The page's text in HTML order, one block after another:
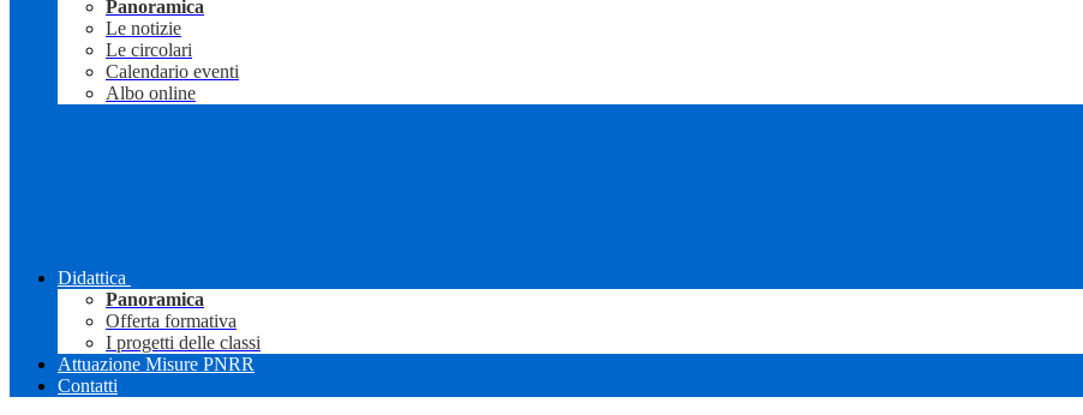
Panoramica
Le notizie
Le circolari
Calendario eventi
Albo online
Didattica
Panoramica
Offerta formativa
I progetti delle classi
Attuazione Misure PNRR
Contatti